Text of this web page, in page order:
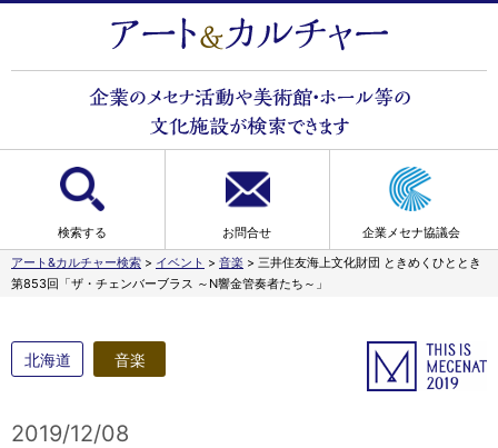
検索する お問合せ
企業メセナ協議会
アート&カルチャー検索 > イベント > 音楽 > 三井住友海上文化財団 ときめくひととき
第853回「ザ・チェンバーブラス ～N響金管奏者たち～」
北海道 音楽
2019/12/08